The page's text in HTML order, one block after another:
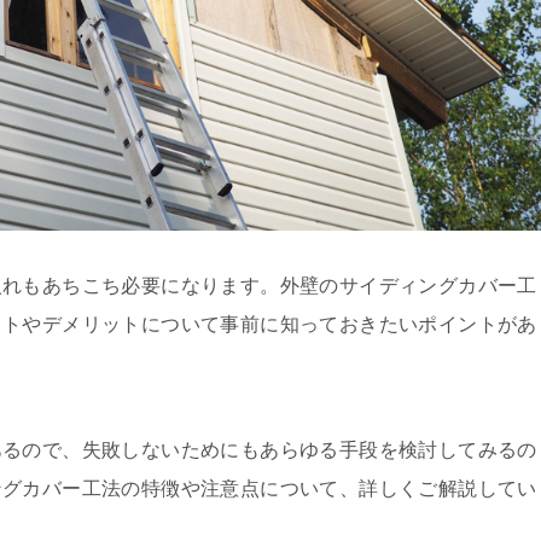
もあちこち必要になります。外壁のサイディングカバー工
やデメリットについて事前に知っておきたいポイントがあ
ので、失敗しないためにもあらゆる手段を検討してみるの
カバー工法の特徴や注意点について、詳しくご解説してい